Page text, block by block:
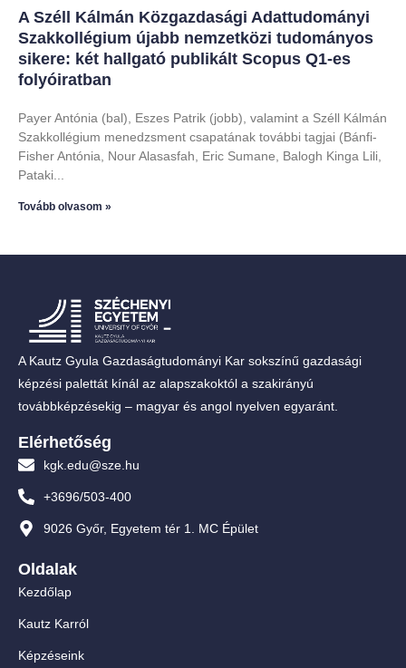
A Széll Kálmán Közgazdasági Adattudományi
Szakkollégium újabb nemzetközi tudományos
sikere: két hallgató publikált Scopus Q1-es
folyóiratban
Payer Antónia (bal), Eszes Patrik (jobb), valamint a Széll Kálmán
Szakkollégium menedzsment csapatának további tagjai (Bánfi-
Fisher Antónia, Nour Alasasfah, Eric Sumane, Balogh Kinga Lili,
Pataki
Tovább olvasom »
A Kautz Gyula Gazdaságtudományi Kar sokszínű gazdasági
képzési palettát kínál az alapszakoktól a szakirányú
továbbképzésekig – magyar és angol nyelven egyaránt.
Elérhetőség
kgk.edu@sze.hu
+3696/503-400
9026 Győr, Egyetem tér 1. MC Épület
Oldalak
Kezdőlap
Kautz Karról
Képzéseink